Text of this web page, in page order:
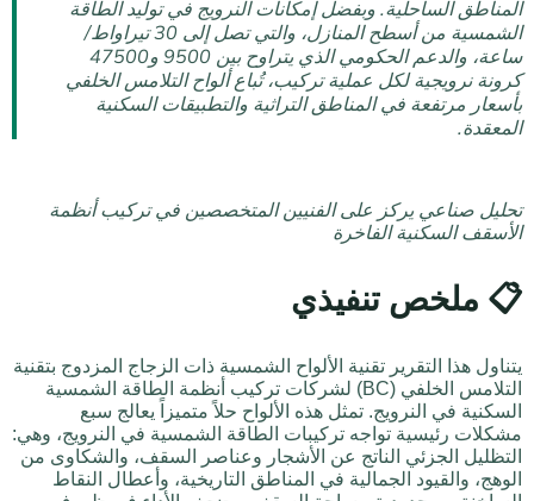
المناطق الساحلية. وبفضل إمكانات النرويج في توليد الطاقة
الشمسية من أسطح المنازل، والتي تصل إلى 30 تيراواط/
ساعة، والدعم الحكومي الذي يتراوح بين 9500 و47500
كرونة نرويجية لكل عملية تركيب، تُباع ألواح التلامس الخلفي
بأسعار مرتفعة في المناطق التراثية والتطبيقات السكنية
المعقدة.
تحليل صناعي يركز على الفنيين المتخصصين في تركيب أنظمة
الأسقف السكنية الفاخرة
📋 ملخص تنفيذي
يتناول هذا التقرير تقنية الألواح الشمسية ذات الزجاج المزدوج بتقنية
التلامس الخلفي (BC) لشركات تركيب أنظمة الطاقة الشمسية
السكنية في النرويج. تمثل هذه الألواح حلاً متميزاً يعالج سبع
مشكلات رئيسية تواجه تركيبات الطاقة الشمسية في النرويج، وهي:
التظليل الجزئي الناتج عن الأشجار وعناصر السقف، والشكاوى من
الوهج، والقيود الجمالية في المناطق التاريخية، وأعطال النقاط